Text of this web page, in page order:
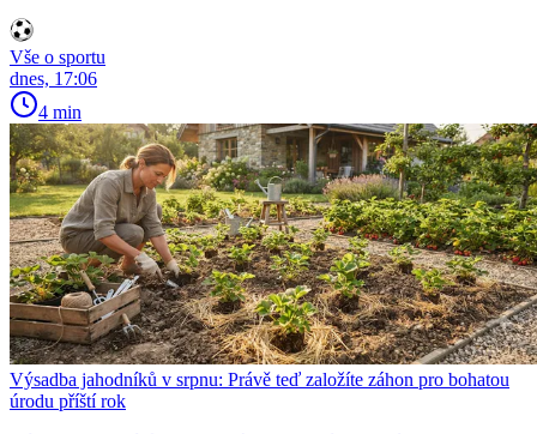
Vše o sportu
dnes, 17:06
4 min
Výsadba jahodníků v srpnu: Právě teď založíte záhon pro bohatou
úrodu příští rok